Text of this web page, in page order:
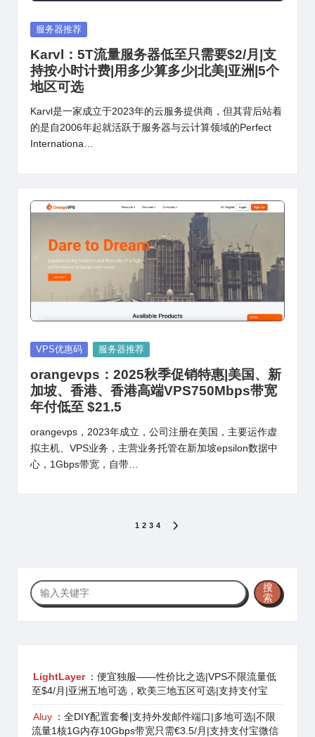
Posted
服务器推荐
Karvl：5T流量服务器低至只需要$2/月|支
持按小时计费|用多少算多少|北美|亚洲|5个
地区可选
Karvl是一家成立于2023年的云服务提供商，但其背后站着
的是自2006年起就活跃于服务器与云计算领域的Perfect
Internationa…
Posted
VPS优惠码 服务器推荐
orangevps：2025秋季促销特惠|美国、新
加坡、香港、香港高端VPS750Mbps带宽
年付低至 $21.5
orangevps，2023年成立，公司注册在美国，主要运作虚
拟主机、VPS业务，主营业务托管在新加坡epsilon数据中
心，1Gbps带宽，自带…
分
页
1 2 3 4
搜
索
搜
索
LightLayer ：便宜独服——性价比之选|VPS不限流量低
至$4/月|亚洲五地可选，欧美三地五区可选|支持支付宝
Aluy ：全DIY配置套餐|支持外发邮件端口|多地可选|不限
流量1核1G内存10Gbps带宽只需€3.5/月|支持支付宝微信